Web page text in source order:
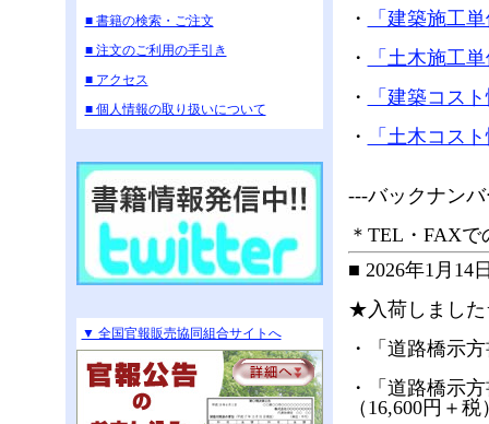
■ 書籍の検索・ご注文
■ 注文のご利用の手引き
■ アクセス
■ 個人情報の取り扱いについて
▼ 全国官報販売協同組合サイトへ
・
「建築施工
・
「土木施工
・
「建築コス
・
「土木コス
---バックナン
＊TEL・FAX
■ 2026年1月
★入荷しまし
・「道路橋示
・「道路橋示
（16,600円＋税